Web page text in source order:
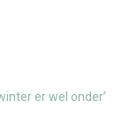
er wel onder’